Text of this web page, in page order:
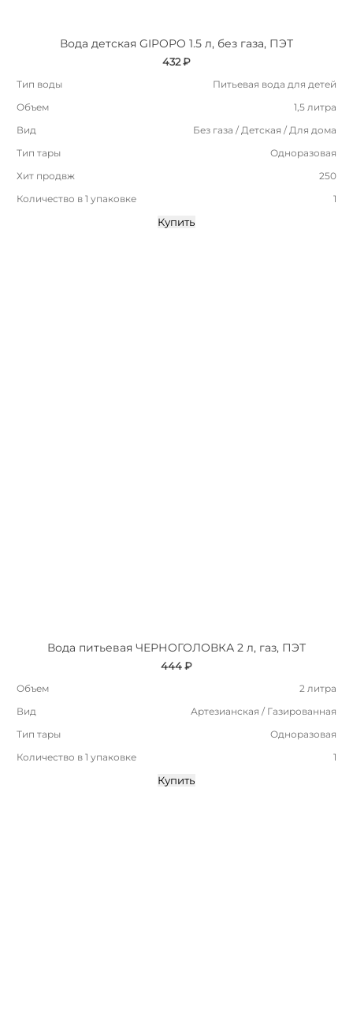
Вода детская GIPOPO 1.5 л, без газа, ПЭТ
432 ₽
Тип воды
Питьевая вода для детей
Объем
1,5 литра
Вид
Без газа / Детская / Для дома
Тип тары
Одноразовая
Хит продвж
250
Количество в 1 упаковке
1
Купить
Вода питьевая ЧЕРНОГОЛОВКА 2 л, газ, ПЭТ
444 ₽
Объем
2 литра
Вид
Артезианская / Газированная
Тип тары
Одноразовая
Количество в 1 упаковке
1
Купить